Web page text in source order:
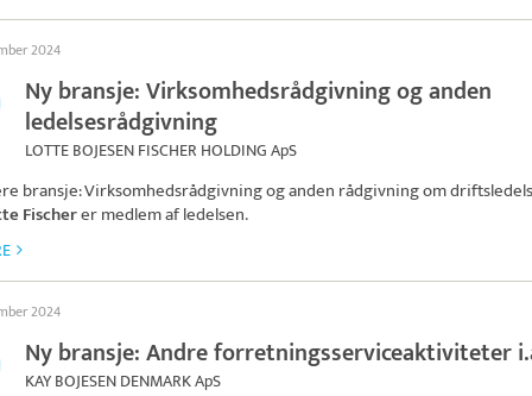
2024
Ny bransje: Virksomhedsrådgivning og anden
ledelsesrådgivning
LOTTE BOJESEN FISCHER HOLDING ApS
bransje: Virksomhedsrådgivning og anden rådgivning om
Fischerer medlem af ledelsen.
2024
Ny bransje: Andre forretningsserviceaktiviteter
KAY BOJESEN DENMARK ApS